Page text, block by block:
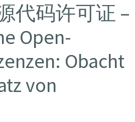
代码许可证 –
Open-
Obacht
von